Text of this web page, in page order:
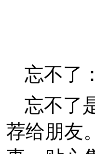
忘不了
忘不了
荐给朋友